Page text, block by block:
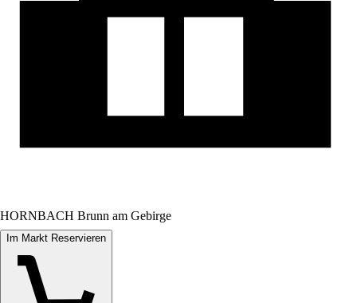
HORNBACH Brunn am Gebirge
Im Markt Reservieren